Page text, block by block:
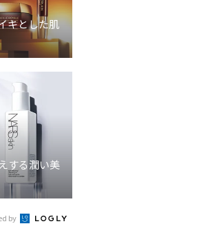
キとした肌
する潤い美
by